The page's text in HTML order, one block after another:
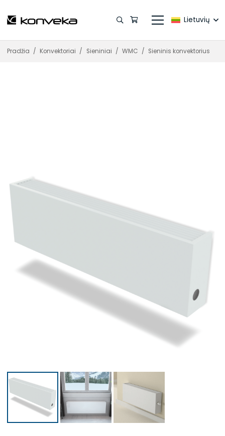
Lietuvių
Pradžia / Konvektoriai / Sieniniai / WMC / Sieninis konvektorius